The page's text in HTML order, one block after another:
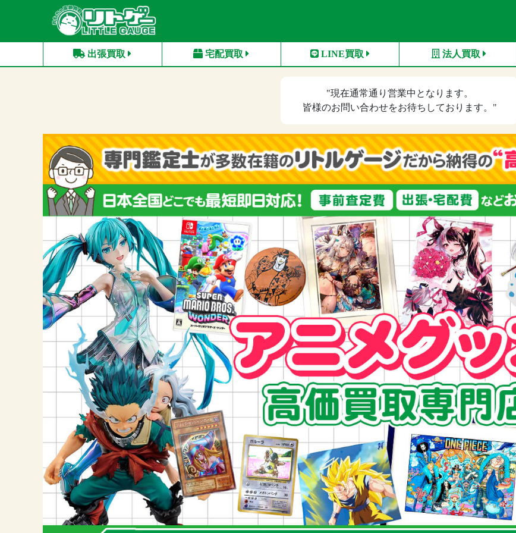
出張買取 宅配買取 LINE買取 法人買取
"現在通常通り営業中 となります。
皆様のお問い合わせをお待ちしております。"